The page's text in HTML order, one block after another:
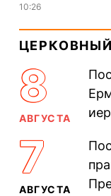
10:26
8
АВГУСТА
7
АВГУСТА